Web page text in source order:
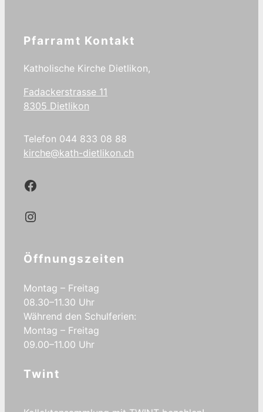
Pfarramt Kontakt
Katholische Kirche Dietlikon,
Fadackerstrasse 11
8305 Dietlikon
Telefon 044 833 08 88
kirche@kath-dietlikon.ch
Kath.Dietlikon Facebook
Kath.Dietlikon Instagram
Öffnungszeiten
Montag – Freitag
08.30–11.30 Uhr
Während den Schulferien:
Montag – Freitag
09.00–11.00 Uhr
Twint